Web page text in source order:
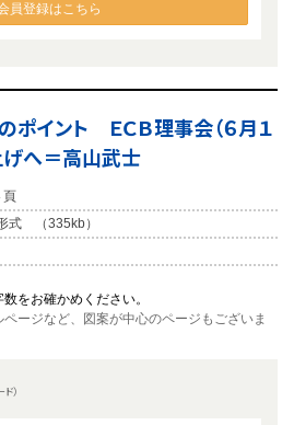
員登録はこちら
のポイント ＥＣＢ理事会（６月１
へ＝高山武士
式 （335kb）
をお確かめください。
ページなど、図案が中心のページもございま
）